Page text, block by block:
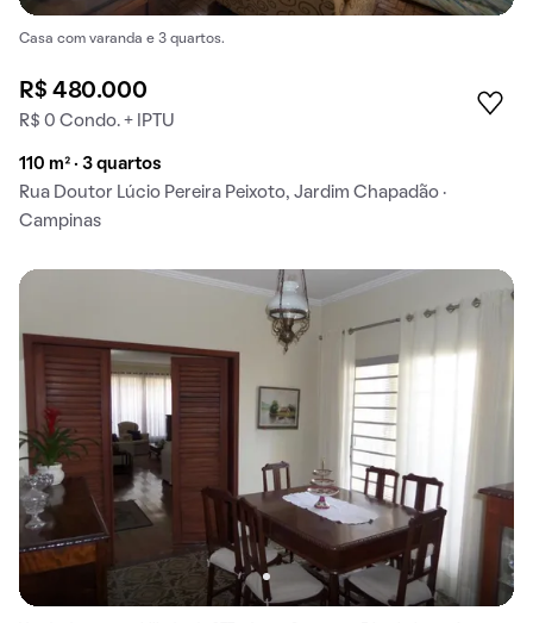
Casa com varanda e 3 quartos.
R$ 480.000
R$ 0 Condo. + IPTU
110 m² · 3 quartos
Rua Doutor Lúcio Pereira Peixoto, Jardim Chapadão ·
Campinas